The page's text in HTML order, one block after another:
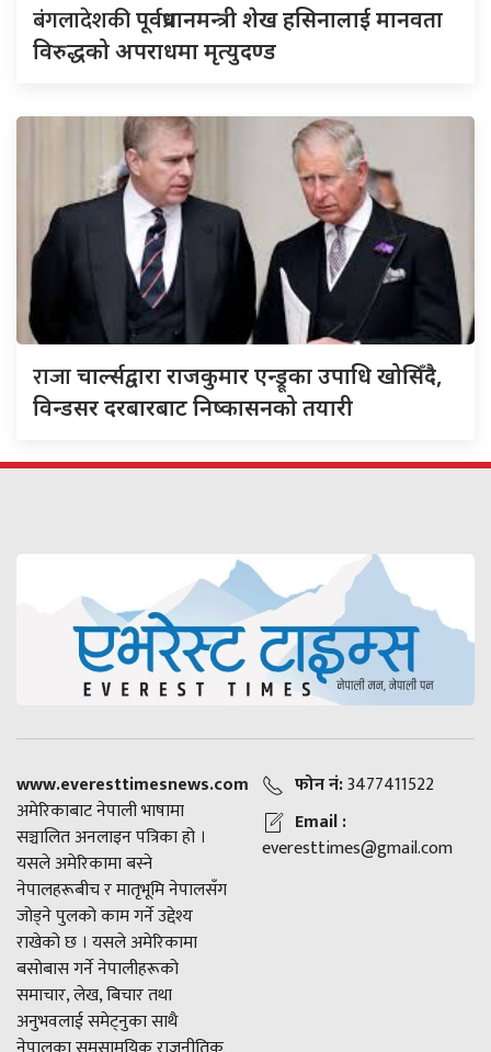
बंगलादेशकीपूर्वप्रधानमन्त्री शेख हसिनालाई मानवता
विरुद्धको अपराधमा मृत्युदण्ड
राजाचार्ल्सद्वारा राजकुमार एन्ड्रूका उपाधि खोसिँदै,
विन्डसर दरबारबाट निष्कासनको तयारी
www.everesttimesnews.com
अमेरिकाबाट नेपाली भाषामा
सञ्चालित अनलाइन पत्रिका हो ।
यसले अमेरिकामा बस्ने
नेपालहरूबीच र मातृभूमि नेपालसँग
जोड्ने पुलको काम गर्ने उद्देश्य
राखेको छ । यसले अमेरिकामा
बसोबास गर्ने नेपालीहरूको
समाचार, लेख, बिचार तथा
अनुभवलाई समेट्नुका साथै
फोन नं:3477411522
Email :
everesttimes@gmail.com